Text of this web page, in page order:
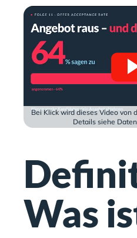
Bei Klick wird dieses Video von
Details siehe
Was